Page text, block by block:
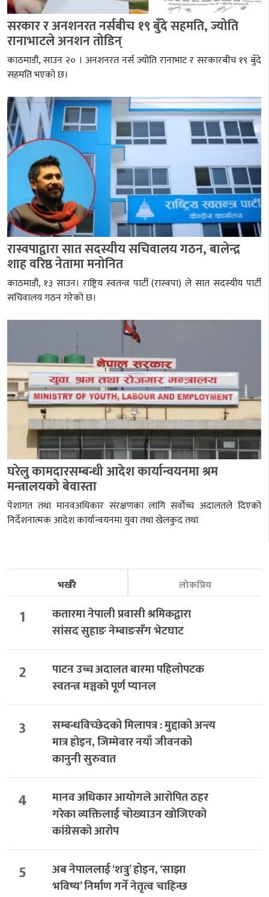
सरकार र अनशनरत नर्सबीच १९ बुँदे सहमति, ज्योति
रानाभाटले अनशन तोडिन्
काठमाडौं, साउन २० । अनशनरत नर्स ज्योति रानाभाट र सरकारबीच १९ बुँदे
सहमति भएको छ।
रास्वपाद्वारा सात सदस्यीय सचिवालय गठन, बालेन्द्र
शाह वरिष्ठ नेतामा मनोनित
काठमाडौं, १३ साउन। राष्ट्रिय स्वतन्त्र पार्टी (रास्वपा) ले सात सदस्यीय पार्टी
सचिवालय गठन गरेको छ।
घरेलु कामदारसम्बन्धी आदेश कार्यान्वयनमा श्रम
मन्त्रालयको बेवास्ता
पेशागत तथा मानवअधिकार संरक्षणका लागि सर्वोच्च अदालतले दिएको
निर्देशनात्मक आदेश कार्यान्वयनमा युवा तथा खेलकुद तथा
भर्खरै लोकप्रिय
1
कतारमा नेपाली प्रवासी श्रमिकद्वारा
सांसद सुहाङ नेम्बाङसँग भेटघाट
2
पाटन उच्च अदालत बारमा पहिलोपटक
स्वतन्त्र मञ्चको पूर्ण प्यानल
3
सम्बन्धविच्छेदको मिलापत्र : मुद्दाको अन्त्य
मात्र होइन, जिम्मेवार नयाँ जीवनको
कानुनी सुरुवात
4
मानव अधिकार आयोगले आरोपित ठहर
गरेका व्यक्तिलाई चोख्याउन खोजिएको
कांग्रेसको आरोप
5
अब नेपाललाई ‘शत्रु’ होइन, ‘साझा
भविष्य’ निर्माण गर्ने नेतृत्व चाहिन्छ